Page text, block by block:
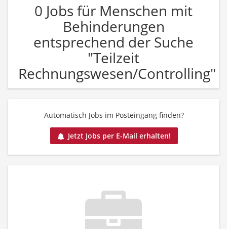
0 Jobs für Menschen mit
Behinderungen
entsprechend der Suche
"Teilzeit
Rechnungswesen/Controlling"
Automatisch Jobs im Posteingang finden?
Jetzt Jobs per E-Mail erhalten!